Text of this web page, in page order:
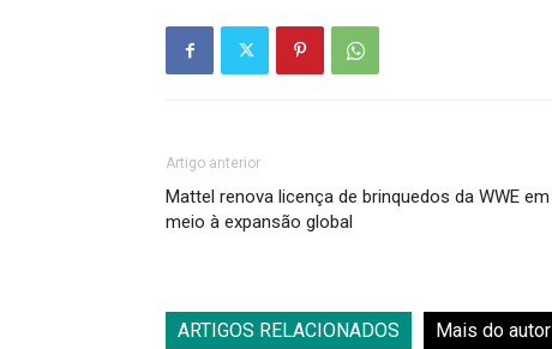
Artigo anterior
Mattel renova licença de brinquedos da WWE em
meio à expansão global
ARTIGOS RELACIONADOS Mais do autor